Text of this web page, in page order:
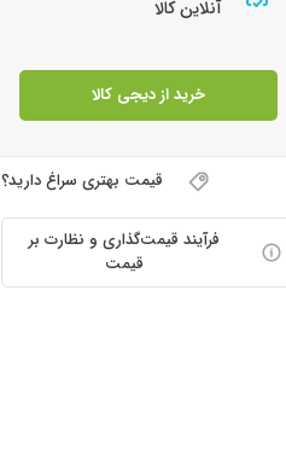
آنلاین کالا
خرید از دیجی کالا
قیمت بهتری سراغ دارید؟
فرآیند قیمت‌گذاری و نظارت بر
قیمت